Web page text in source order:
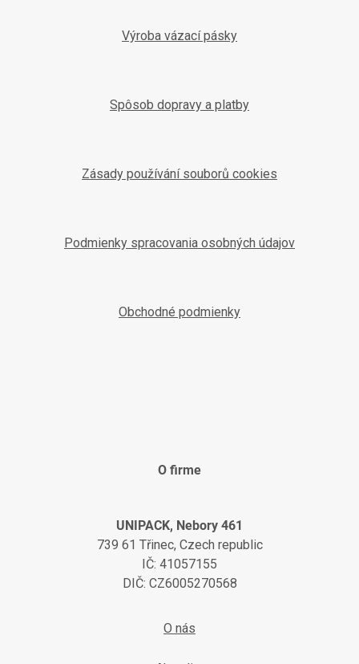
Výroba vázací pásky
Spôsob dopravy a platby
Zásady používání souborů cookies
Podmienky spracovania osobných údajov
Obchodné podmienky
O firme
UNIPACK, Nebory 461
739 61 Třinec, Czech republic
IČ: 41057155
DIČ: CZ6005270568
O nás